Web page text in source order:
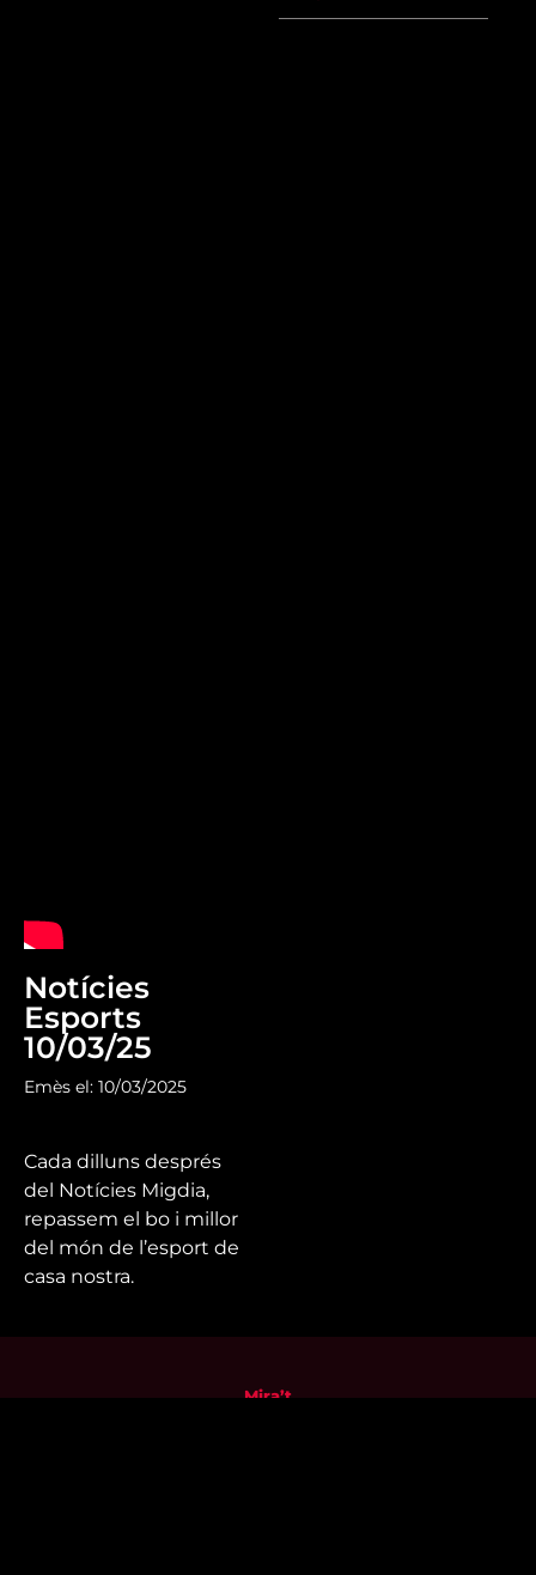
Notícies
Esports
10/03/25
Emès el: 10/03/2025
Cada dilluns després
del Notícies Migdia,
repassem el bo i millor
del món de l’esport de
casa nostra.
Mira’t